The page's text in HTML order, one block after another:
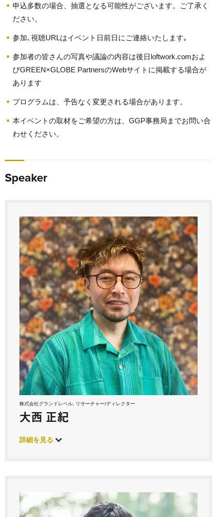
申込多数の場合、抽選となる可能性がございます。ご了承く
ださい。
参加､視聴URLはイベント日前日にご連絡いたします｡
参加者の皆さんの写真や議論の内容は後日loftwork.comおよ
びGREEN×GLOBE PartnersのWebサイトに掲載する場合が
あります
プログラムは、予告なく変更される場合があります。
本イベントの取材をご希望の方は、GGP事務局までお問い合
わせください。
Speaker
株式会社グランドレベル, リサーチャー/ディレクター
大西 正紀
詳細を見る